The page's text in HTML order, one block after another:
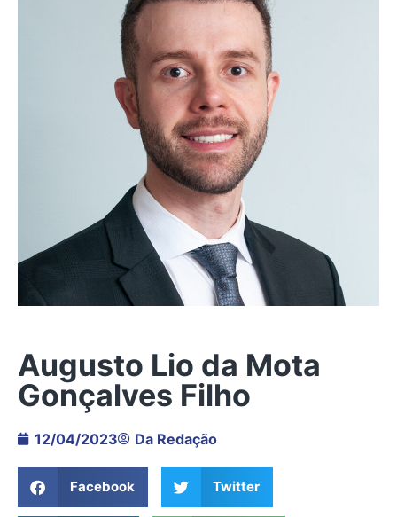
Augusto Lio da Mota
Gonçalves Filho
12/04/2023 Da Redação
Facebook Twitter